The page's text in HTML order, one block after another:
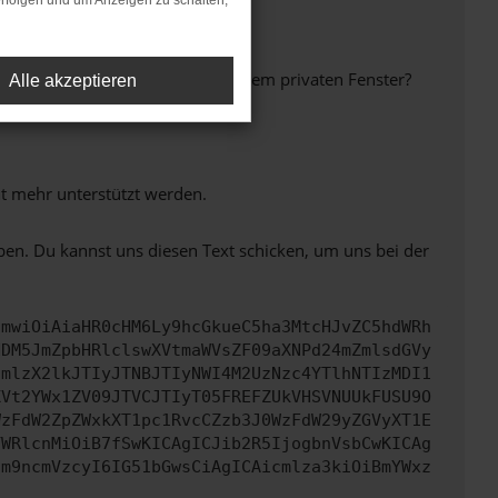
anderen Browser oder in einem privaten Fenster?
mehr unterstützt werden.
Du kannst uns diesen Text schicken, um uns bei der
Alle akzeptieren